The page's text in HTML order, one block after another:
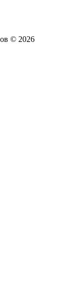
© 2026